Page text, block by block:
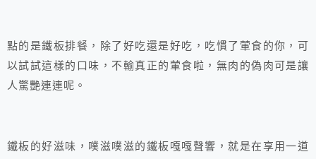
點的是鐵板排餐，除了好吃還是好吃，吃慣了葷食的你，可
以試試這樣的口味，不輸真正的葷食啦，無肉的偽肉可是讓
人驚艷連連呢。
鐵板的好滋味，噗滋噗滋的鐵板嘎嘎聲響，就是在享用一道